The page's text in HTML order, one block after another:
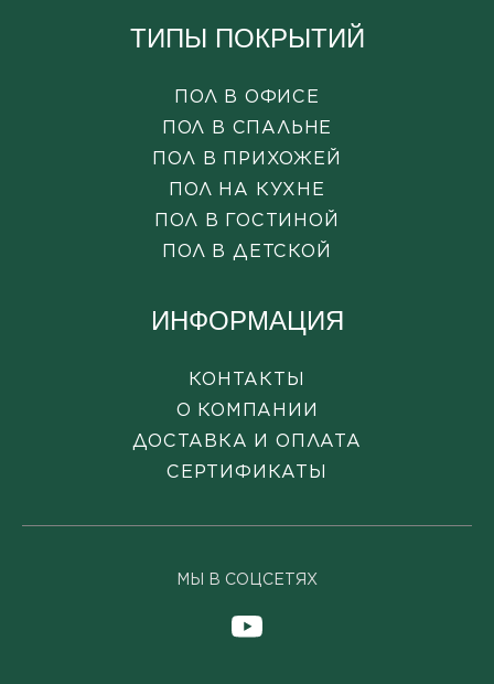
ТИПЫ ПОКРЫТИЙ
ПОЛ В ОФИСЕ
ПОЛ В СПАЛЬНЕ
ПОЛ В ПРИХОЖЕЙ
ПОЛ НА КУХНЕ
ПОЛ В ГОСТИНОЙ
ПОЛ В ДЕТСКОЙ
ИНФОРМАЦИЯ
КОНТАКТЫ
О КОМПАНИИ
ДОСТАВКА И ОПЛАТА
СЕРТИФИКАТЫ
МЫ В СОЦСЕТЯХ